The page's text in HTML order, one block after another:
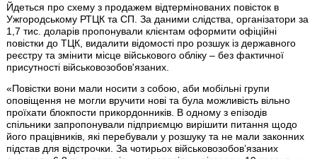
Йдеться про схему з продажем відтермінованих повісток в
Ужгородському РТЦК та СП. За даними слідства, організатори за
1,7 тис. доларів пропонували клієнтам оформити офіційні
повістки до ТЦК, видалити відомості про розшук із державного
реєстру та змінити місце військового обліку – без фактичної
присутності військовозобов'язаних.
«Повістки вони мали носити з собою, аби мобільні групи
оповіщення не могли вручити нові та була можливість вільно
проїхати блокпости прикордонників. В одному з епізодів
спільники запропонували підприємцю вирішити питання щодо
його працівників, які перебували у розшуку та не мали законних
підстав для відстрочки. За чотирьох військовозобов’язаних